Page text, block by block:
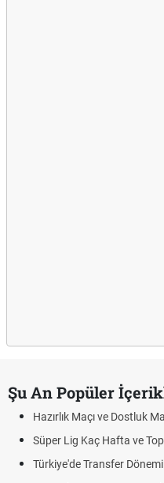
Şu An Popüler
ve Dostluk Maçı Nedir? Resmî
Hafta ve Toplam Kaç Maç
Dönemi Ne Zaman